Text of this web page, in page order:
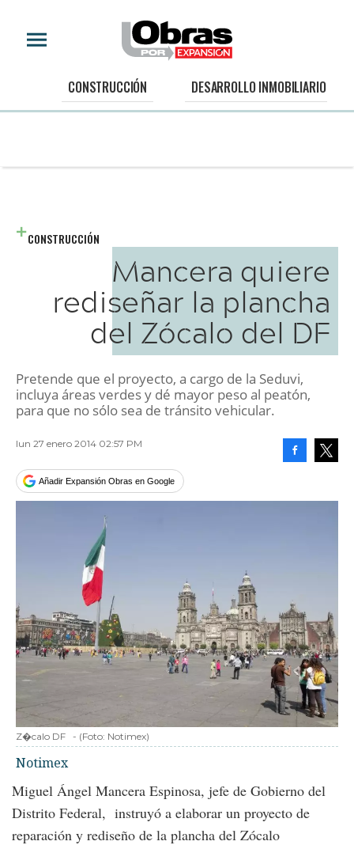
CONSTRUCCIÓN DESARROLLO INMOBILIARIO
CONSTRUCCIÓN
Mancera quiere
rediseñar la plancha
del Zócalo del DF
Pretende que el proyecto, a cargo de la Seduvi,
incluya áreas verdes y dé mayor peso al peatón,
para que no sólo sea de tránsito vehicular.
lun 27 enero 2014 02:57 PM
Añadir Expansión Obras en Google
Z�calo DF - (Foto: Notimex)
Notimex
Miguel Ángel Mancera Espinosa, jefe de Gobierno del
Distrito Federal, instruyó a elaborar un proyecto de
reparación y rediseño de la plancha del Zócalo